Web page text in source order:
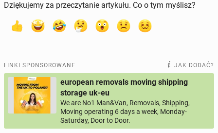
Dziękujemy za przeczytanie artykułu. Co o tym myślisz?
LINKI SPONSOROWANE JAK DODAĆ?
european removals moving shipping
storage uk-eu
We are No1 Man&Van, Removals, Shipping,
Moving operating 6 days a week, Monday-
Saturday, Door to Door.